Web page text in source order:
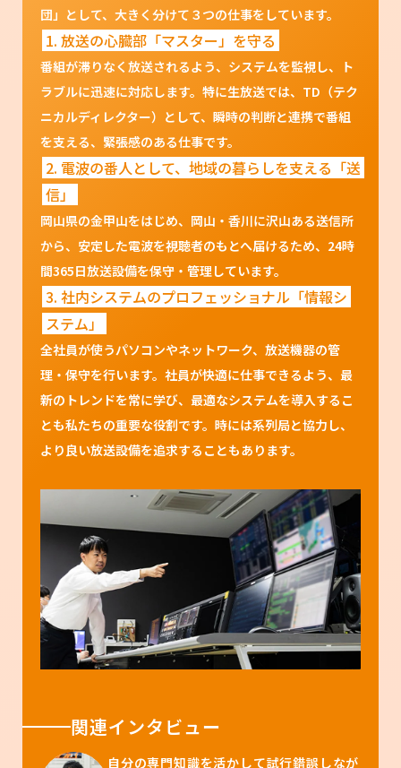
団」として、大きく分けて３つの仕事をしています。
1. 放送の心臓部「マスター」を守る
番組が滞りなく放送されるよう、システムを監視し、ト
ラブルに迅速に対応します。特に生放送では、TD（テク
ニカルディレクター）として、瞬時の判断と連携で番組
を支える、緊張感のある仕事です。
2. 電波の番人として、地域の暮らしを支える「送
信」
岡山県の金甲山をはじめ、岡山・香川に沢山ある送信所
から、安定した電波を視聴者のもとへ届けるため、24時
間365日放送設備を保守・管理しています。
3. 社内システムのプロフェッショナル「情報シ
ステム」
全社員が使うパソコンやネットワーク、放送機器の管
理・保守を行います。社員が快適に仕事できるよう、最
新のトレンドを常に学び、最適なシステムを導入するこ
とも私たちの重要な役割です。時には系列局と協力し、
より良い放送設備を追求することもあります。
関連インタビュー
自分の専門知識を活かして試行錯誤しなが